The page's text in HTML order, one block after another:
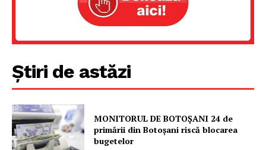
PRESShub
Rețea
Contact
Știri de astăzi
MONITORUL DE BOTOȘANI 24 de
primării din Botoșani riscă blocarea
bugetelor